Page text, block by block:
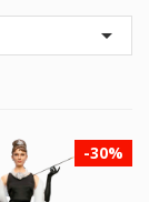

-30%